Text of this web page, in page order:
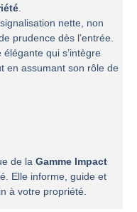
.
nette, non
prudence dès l’entrée.
élégante qui s’intègre
en assumant son rôle de
de la Gamme Impact
Elle informe, guide et
à votre propriété.